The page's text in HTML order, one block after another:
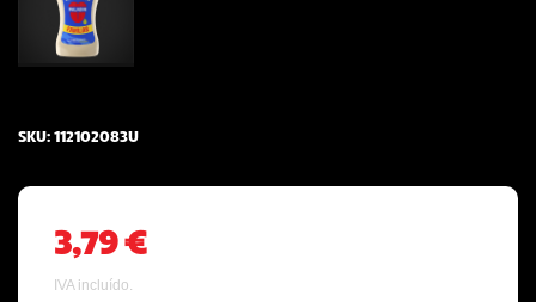
SKU: 112102083U
3,79 €
IVA incluído.